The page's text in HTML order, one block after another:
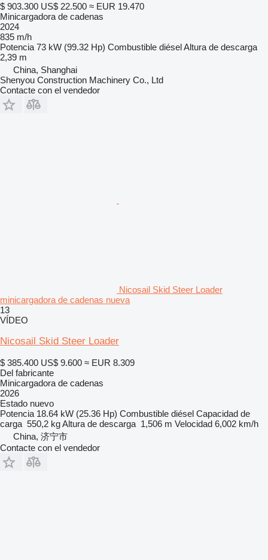
$ 903.300 US$ 22.500 ≈ EUR 19.470
Minicargadora de cadenas
2024
835 m/h
Potencia 73 kW (99.32 Hp) Combustible diéselAltura de descarga
2,39 m
China, Shanghai
Shenyou Construction Machinery Co., Ltd
Contacte con el vendedor
Nicosail Skid Steer Loader
minicargadora de cadenas nueva
13
VÍDEO
Nicosail Skid Steer Loader
$ 385.400 US$ 9.600 ≈ EUR 8.309
Del fabricante
Minicargadora de cadenas
2026
Estado nuevo
Potencia 18.64 kW (25.36 Hp) Combustible diésel Capacidad de
carga 550,2 kgAltura de descarga 1,506 m Velocidad 6,002 km/h
China, 济宁市
Contacte con el vendedor